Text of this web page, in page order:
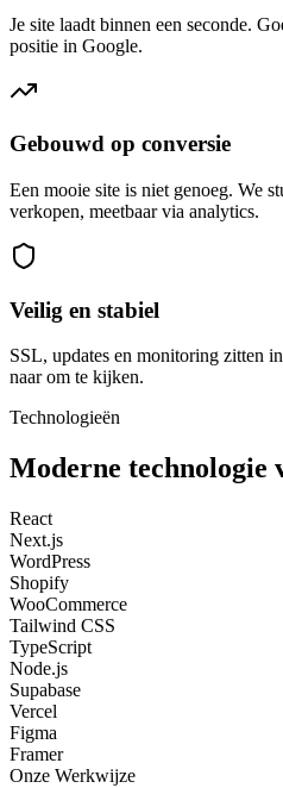
Je site laadt binnen een seconde.
positie in Google.
Gebouwd op conversie
Een mooie site is niet genoeg. We
verkopen, meetbaar via analytics.
Veilig en stabiel
SSL, updates en monitoring zitten
naar om te kijken.
Technologieën
Moderne technologie
React
Next.js
WordPress
Shopify
WooCommerce
Tailwind CSS
TypeScript
Node.js
Supabase
Vercel
Figma
Framer
Onze Werkwijze